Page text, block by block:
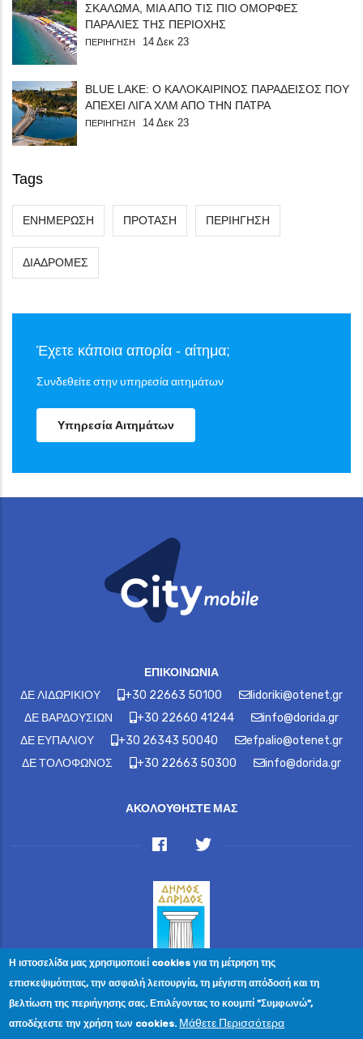
ΣΚΑΛΩΜΑ, ΜΙΑ ΑΠΟ ΤΙΣ ΠΙΟ ΟΜΟΡΦΕΣ
ΠΑΡΑΛΙΕΣ ΤΗΣ ΠΕΡΙΟΧΗΣ
ΠΕΡΙΗΓΗΣΗ 14 Δεκ 23
BLUE LAKE: Ο ΚΑΛΟΚΑΙΡΙΝΟΣ ΠΑΡΑΔΕΙΣΟΣ ΠΟΥ
ΑΠΕΧΕΙ ΛΙΓΑ ΧΛΜ ΑΠΟ ΤΗΝ ΠΑΤΡΑ
ΠΕΡΙΗΓΗΣΗ 14 Δεκ 23
Tags
ΕΝΗΜΕΡΩΣΗ ΠΡΟΤΑΣΗ ΠΕΡΙΗΓΗΣΗ
ΔΙΑΔΡΟΜΕΣ
Έχετε κάποια απορία - αίτημα;
Συνδεθείτε στην υπηρεσία αιτημάτων
Υπηρεσία Αιτημάτων
ΕΠΙΚΟΙΝΩΝΙΑ
ΔΕ ΛΙΔΩΡΙΚΙΟΥ
+30 22663 50100
lidoriki@otenet.gr
ΔΕ ΒΑΡΔΟΥΣΙΩΝ
+30 22660 41244
info@dorida.gr
ΔΕ ΕΥΠΑΛΙΟΥ
+30 26343 50040
efpalio@otenet.gr
ΔΕ ΤΟΛΟΦΩΝΟΣ
+30 22663 50300 info@dorida.gr
ΑΚΟΛΟΥΘΗΣΤΕ ΜΑΣ
© 2023 Ewelina Angelika Christodoulakis — All Rights
Reserved Κρήτης 2, Μελίσσια, Τ.Κ. 151 27
Επικοινωνία|Πολιτική Απορρήτου|Αίτημα Διαγραφής
Η ιστοσελίδα μας χρησιμοποιεί cookies για τη μέτρηση της
επισκεψιμότητας, την ασφαλή λειτουργία, τη μέγιστη απόδοσή και τη
βελτίωση της περιήγησης σας. Επιλέγοντας το κουμπί "Συμφωνώ",
αποδέχεστε την χρήση των cookies. Μάθετε Περισσότερα